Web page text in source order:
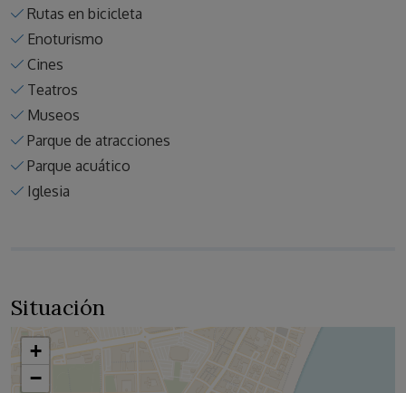
Rutas en bicicleta
Enoturismo
Cines
Teatros
Museos
Parque de atracciones
Parque acuático
Iglesia
Situación
+
−